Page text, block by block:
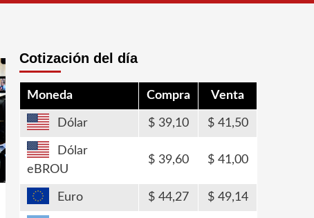
Cotización del día
Moneda Compra Venta
Dólar 39,10 41,50
Dólar
eBROU
39,60 41,00
Euro 44,27 49,14